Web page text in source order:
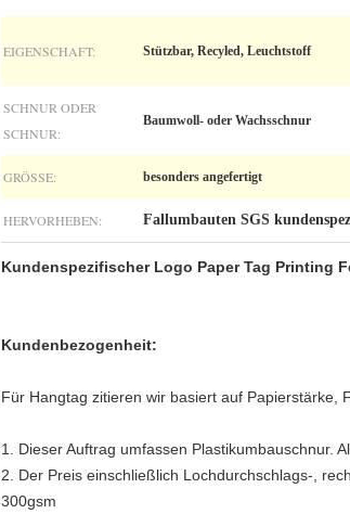
EIGENSCHAFT: Stützbar, Recyled, Leuchtstoff
SCHNUR ODER
SCHNUR:
Baumwoll- oder Wachsschnur
GRÖSSE: besonders angefertigt
HERVORHEBEN: Fallumbauten SGS
Kundenspezifischer Logo Paper Tag Printing
Kundenbezogenheit:
Für Hangtag zitieren wir basiert auf Papierstärke,
1. Dieser Auftrag umfassen Plastikumbauschnur.
2. Der Preis einschließlich Lochdurchschlags-,
300gsm